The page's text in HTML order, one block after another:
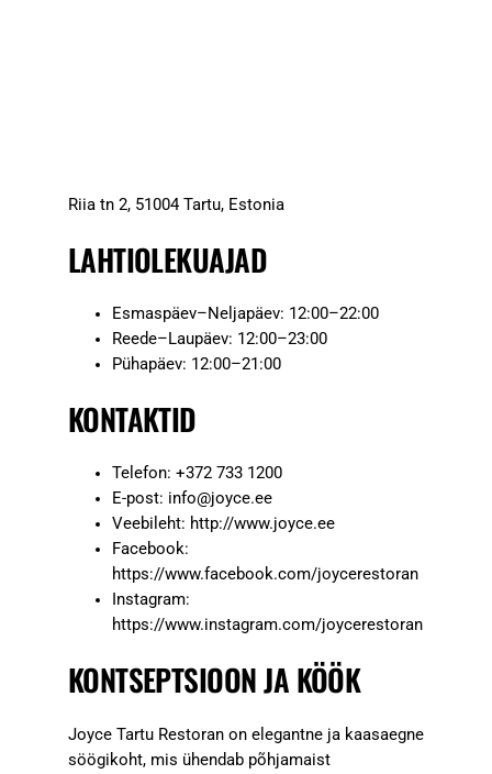
Riia tn 2, 51004 Tartu, Estonia
LAHTIOLEKUAJAD
Esmaspäev–Neljapäev: 12:00–22:00
Reede–Laupäev: 12:00–23:00
Pühapäev: 12:00–21:00
KONTAKTID
Telefon: +372 733 1200
E-post: info@joyce.ee
Veebileht: http://www.joyce.ee
Facebook:
https://www.facebook.com/joycerestoran
Instagram:
https://www.instagram.com/joycerestoran
KONTSEPTSIOON JA KÖÖK
Joyce Tartu Restoran on elegantne ja kaasaegne
söögikoht, mis ühendab põhjamaist